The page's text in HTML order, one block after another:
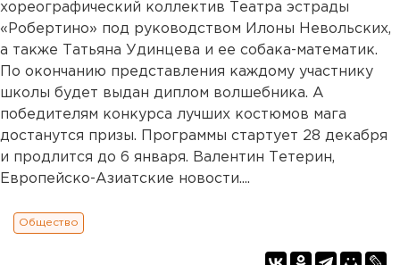
хореографический коллектив Театра эстрады
«Робертино» под руководством Илоны Невольских,
а также Татьяна Удинцева и ее собака-математик.
По окончанию представления каждому участнику
школы будет выдан диплом волшебника. А
победителям конкурса лучших костюмов мага
достанутся призы. Программы стартует 28 декабря
и продлится до 6 января. Валентин Тетерин,
Европейско-Азиатские новости....
Общество